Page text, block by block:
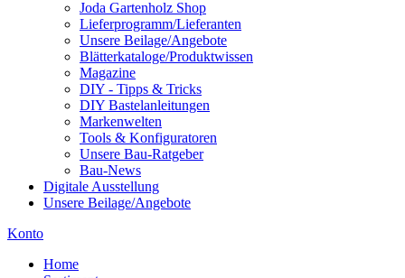
Joda Gartenholz Shop
Lieferprogramm/Lieferanten
Unsere Beilage/Angebote
Blätterkataloge/Produktwissen
Magazine
DIY - Tipps & Tricks
DIY Bastelanleitungen
Markenwelten
Tools & Konfiguratoren
Unsere Bau-Ratgeber
Bau-News
Digitale Ausstellung
Unsere Beilage/Angebote
Konto
Home